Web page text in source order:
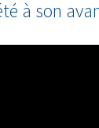
à son